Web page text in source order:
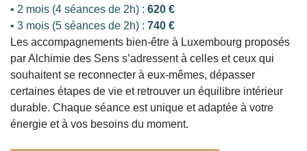
• 2 mois (4 séances de 2h) : 620 €
• 3 mois (5 séances de 2h) : 740 €
Les accompagnements bien-être à Luxembourg proposés
par Alchimie des Sens s’adressent à celles et ceux qui
souhaitent se reconnecter à eux-mêmes, dépasser
certaines étapes de vie et retrouver un équilibre intérieur
durable. Chaque séance est unique et adaptée à votre
énergie et à vos besoins du moment.